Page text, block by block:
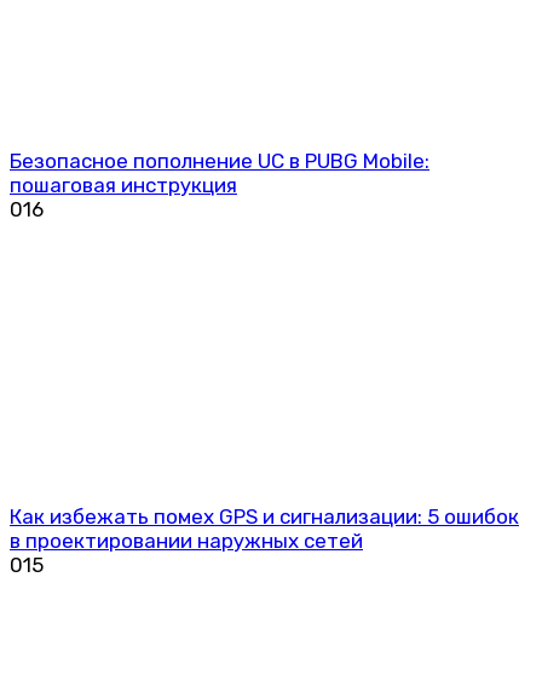
Безопасное пополнение UC в PUBG Mobile:
пошаговая инструкция
016
Как избежать помех GPS и сигнализации: 5 ошибок
в проектировании наружных сетей
015